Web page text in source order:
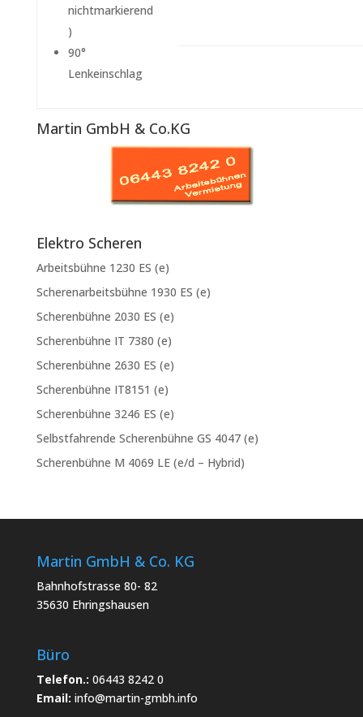
nichtmarkierend
)
90°
Lenkeinschlag
Martin GmbH & Co.KG
Elektro Scheren
Arbeitsbühne 1230 ES (e)
Scherenarbeitsbühne 1930 ES (e)
Scherenbühne 2030 ES (e)
Scherenbühne IT 7380 (e)
Scherenbühne 2630 ES (e)
Scherenbühne IT8151 (e)
Scherenbühne 3246 ES (e)
Selbstfahrende Scherenbühne GS 4047 (e)
Scherenbühne M 4069 LE (e/d – Hybrid)
Martin GmbH & Co. KG
Bahnhofstrasse 80- 82
35630 Ehringshausen
Büro
Telefon.: 06443 8242 0
Email: info@martin-gmbh.info